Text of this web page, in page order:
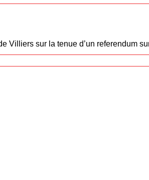
Villiers sur la tenue d’un referendum